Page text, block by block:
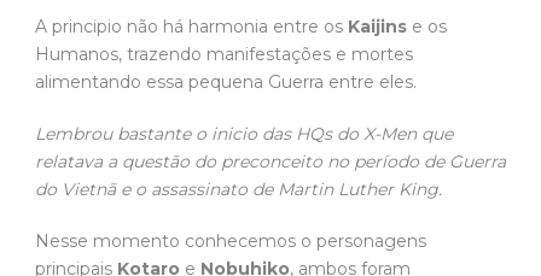
A principio não há harmonia entre os Kaijins e os
Humanos, trazendo manifestações e mortes
alimentando essa pequena Guerra entre eles.
Lembrou bastante o inicio das HQs do X-Men que
relatava a questão do preconceito no período de Guerra
do Vietnã e o assassinato de Martin Luther King.
Nesse momento conhecemos o personagens
principais Kotaro e Nobuhiko, ambos foram